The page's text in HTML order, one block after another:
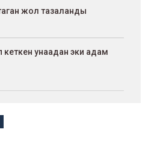
жол тазаланды
кеткен унаадан эки адам